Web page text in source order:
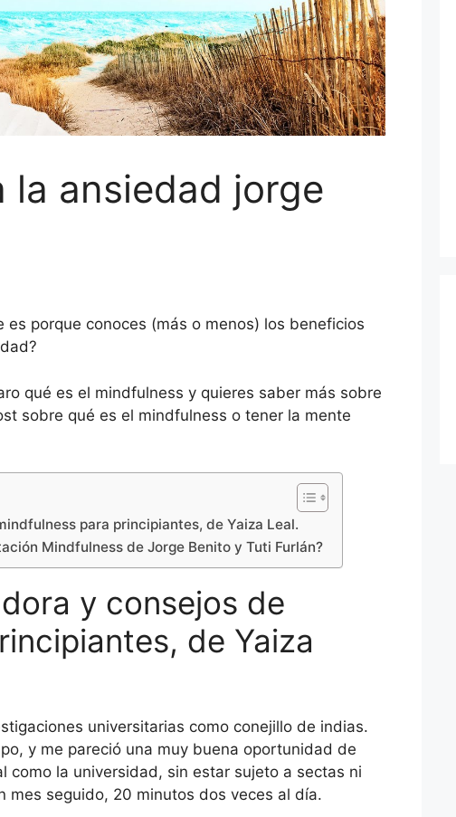
la ansiedad jorge
porque conoces (más o menos) los beneficios
qué es el mindfulness y quieres saber más sobre
sobre qué es el mindfulness o tener la mente
para principiantes, de Yaiza Leal.
Mindfulness de Jorge Benito y Tuti Furlán?
y consejos de
de Yaiza
universitarias como conejillo de indias.
y me pareció una muy buena oportunidad de
como la universidad, sin estar sujeto a sectas ni
mes seguido, 20 minutos dos veces al día.